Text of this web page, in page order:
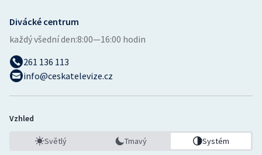
Divácké centrum
každý všední den:8:00—16:00 hodin
261 136 113
info@ceskatelevize.cz
Vzhled
Světlý Tmavý Systém